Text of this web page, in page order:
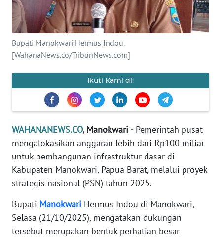
Bupati Manokwari Hermus Indou.
[WahanaNews.co/TribunNews.com]
Ikuti Kami di:
WAHANANEWS.CO, Manokwari -Pemerintah pusat
mengalokasikan anggaran lebih dari Rp100 miliar
untuk pembangunan infrastruktur dasar di
Kabupaten Manokwari, Papua Barat, melalui proyek
strategis nasional (PSN) tahun 2025.
Bupati Manokwari Hermus Indou di Manokwari,
Selasa (21/10/2025), mengatakan dukungan
tersebut merupakan bentuk perhatian besar
INTERNASIONAL
SERBA-SERBI
PENDIDIKAN
OLAHRAGA
EDITORIAL
Informasi
BERITA
KONTAK